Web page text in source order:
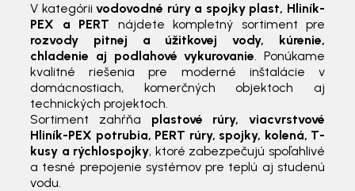
V kategóriivodovodné rúry a spojky plast, Hliník-
PEX a PERT nájdete kompletný sortiment pre
rozvody pitnej a úžitkovej vody, kúrenie,
chladenie aj podlahové vykurovanie. Ponúkame
kvalitné riešenia pre moderné inštalácie v
domácnostiach, komerčných objektoch aj
technických projektoch.
Sortiment zahŕňa plastové rúry, viacvrstvové
Hliník-PEX potrubia, PERT rúry, spojky, kolená, T-
kusy a rýchlospojky, ktoré zabezpečujú spoľahlivé
a tesné prepojenie systémov pre teplú aj studenú
vodu.